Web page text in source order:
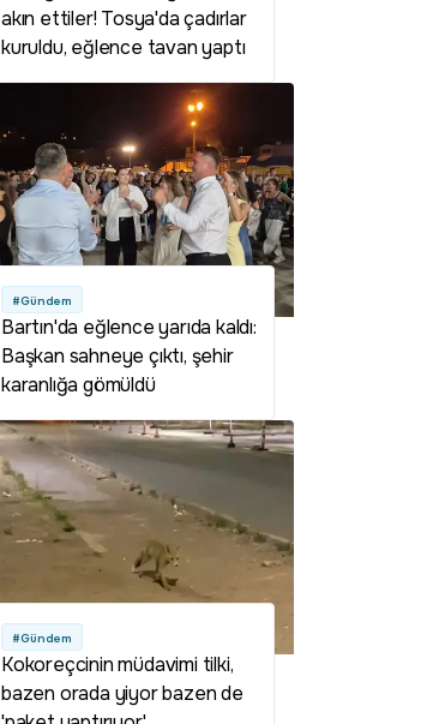
akın ettiler! Tosya'da çadırlar
kuruldu, eğlence tavan yaptı
#Gündem
Bartın'da eğlence yarıda kaldı:
Başkan sahneye çıktı, şehir
karanlığa gömüldü
#Gündem
Kokoreçcinin müdavimi tilki,
bazen orada yiyor bazen de